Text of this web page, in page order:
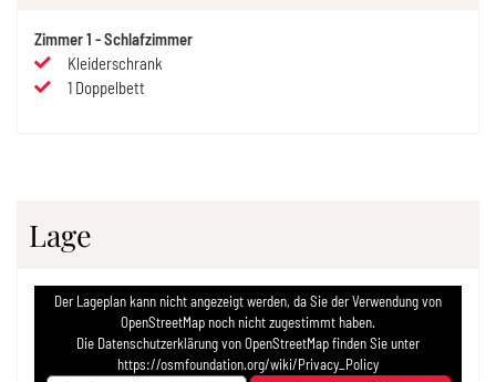
Zimmer1 -Schlafzimmer
Kleiderschrank
1 Doppelbett
Lage
Der Lageplan kann nicht angezeigt werden, da Sie der Verwendung von
OpenStreetMap noch nicht zugestimmt haben.
Die Datenschutzerklärung von OpenStreetMap finden Sie unter
https://osmfoundation.org/wiki/Privacy_Policy